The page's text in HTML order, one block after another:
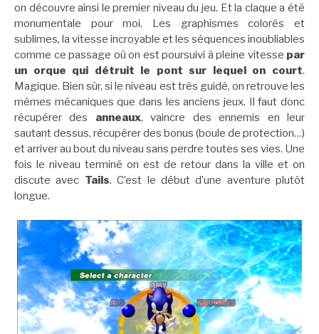
on découvre ainsi le premier niveau du jeu. Et la claque a été
monumentale pour moi. Les graphismes colorés et
sublimes, la vitesse incroyable et les séquences inoubliables
comme ce passage où on est poursuivi à pleine vitesse par
un orque qui détruit le pont sur lequel on court.
Magique. Bien sûr, si le niveau est très guidé, on retrouve les
mêmes mécaniques que dans les anciens jeux. Il faut donc
récupérer des anneaux, vaincre des ennemis en leur
sautant dessus, récupérer des bonus (boule de protection…)
et arriver au bout du niveau sans perdre toutes ses vies. Une
fois le niveau terminé on est de retour dans la ville et on
discute avec Tails. C’est le début d’une aventure plutôt
longue.